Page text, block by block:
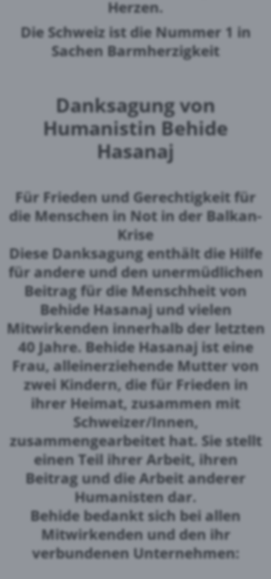
Herzen.
Die Schweiz ist die Nummer 1 in
Sachen Barmherzigkeit
Danksagung von
Humanistin Behide
Hasanaj
Für Frieden und Gerechtigkeit für
die Menschen in Not in der Balkan-
Krise
Diese Danksagung enthält die Hilfe
für andere und den unermüdlichen
Beitrag für die Menschheit von
Behide Hasanaj und vielen
Mitwirkenden innerhalb der letzten
40 Jahre. Behide Hasanaj ist eine
Frau, alleinerziehende Mutter von
zwei Kindern, die für Frieden in
ihrer Heimat, zusammen mit
Schweizer/Innen,
zusammengearbeitet hat. Sie stellt
einen Teil ihrer Arbeit, ihren
Beitrag und die Arbeit anderer
Humanisten dar.
Behide bedankt sich bei allen
Mitwirkenden und den ihr
verbundenen Unternehmen: